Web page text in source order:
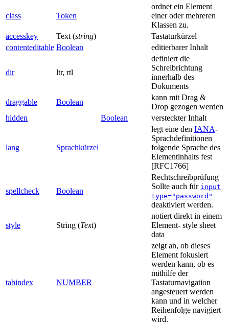
class Token
ordnet ein Element
einer oder mehreren
Klassen zu.
accesskey
Text (string)
Tastaturkürzel
contenteditable Boolean editierbarer Inhalt
dir ltr, rtl
definiert die
Schreibrichtung
innerhalb des
Dokuments
draggable
Boolean
kann mit Drag &
Drop gezogen werden
hidden
Boolean versteckter Inhalt
lang Sprachkürzel
legt eine den IANA-
Sprachdefinitionen
folgende Sprache des
Elementinhalts fest
[RFC1766]
spellcheck Boolean
Rechtschreibprüfung
Sollte auch für input
type="password"
deaktiviert werden.
style String (Text)
notiert direkt in einem
Element- style sheet
data
tabindex NUMBER
zeigt an, ob dieses
Element fokusiert
werden kann, ob es
mithilfe der
Tastaturnavigation
angesteuert werden
kann und in welcher
Reihenfolge navigiert
wird.